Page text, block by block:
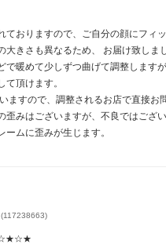
おりますので、ご自分の顔にフィ
きさも異なるため、 お届け致し
暖めて少しずつ曲げて調整します
頂けます。
すので、調整されるお店で直接お
みはございますが、不良ではござい
ムに歪みが生じます。